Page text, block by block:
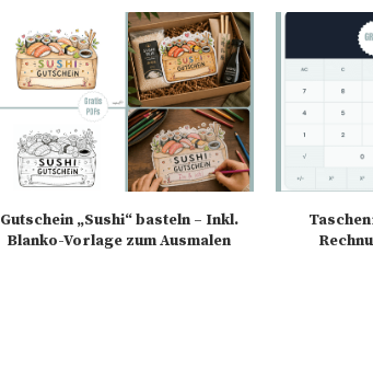
Gutschein „Sushi“ basteln – Inkl.
Blanko-Vorlage zum Ausmalen